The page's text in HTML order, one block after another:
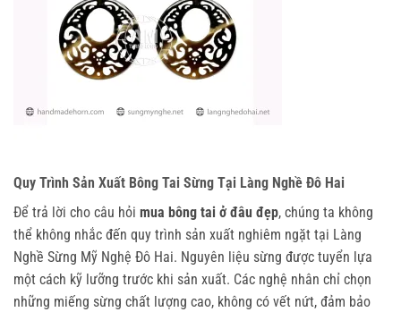
Quy Trình Sản Xuất Bông Tai Sừng Tại Làng Nghề Đô Hai
Để trả lời cho câu hỏi mua bông tai ở đâu đẹp, chúng ta không
thể không nhắc đến quy trình sản xuất nghiêm ngặt tại Làng
Nghề Sừng Mỹ Nghệ Đô Hai. Nguyên liệu sừng được tuyển lựa
một cách kỹ lưỡng trước khi sản xuất. Các nghệ nhân chỉ chọn
những miếng sừng chất lượng cao, không có vết nứt, đảm bảo